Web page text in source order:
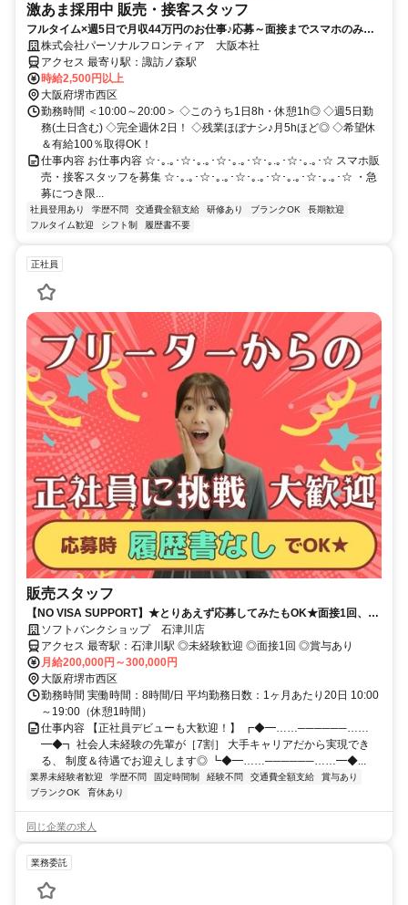
激あま採用中 販売・接客スタッフ
フルタイム×週5日で月収44万円のお仕事♪応募～面接までスマホのみで
完結！履歴書不要◎
株式会社パーソナルフロンティア 大阪本社
アクセス 最寄り駅：諏訪ノ森駅
時給2,500円以上
大阪府堺市西区
勤務時間 ＜10:00～20:00＞ ◇このうち1日8h・休憩1h◎ ◇週5日勤
務(土日含む) ◇完全週休2日！ ◇残業ほぼナシ♪月5hほど◎ ◇希望休
＆有給100％取得OK！
仕事内容 お仕事内容 ☆･｡.｡･☆･｡.｡･☆･｡.｡･☆･｡.｡･☆･｡.｡･☆ スマホ販
売・接客スタッフを募集 ☆･｡.｡･☆･｡.｡･☆･｡.｡･☆･｡.｡･☆･｡.｡･☆ ・急
募につき限...
社員登用あり 学歴不問 交通費全額支給 研修あり ブランクOK
長期歓迎
フルタイム歓迎
シフト制 履歴書不要
正社員
販売スタッフ
【NO VISA SUPPORT】★とりあえず応募してみたもOK★面接1回、最
短1週間で内定可！正社員デビューにオススメ★
ソフトバンクショップ 石津川店
アクセス 最寄駅：石津川駅 ◎未経験歓迎 ◎面接1回 ◎賞与あり
月給200,000円～300,000円
大阪府堺市西区
勤務時間 実働時間：8時間/日 平均勤務日数：1ヶ月あたり20日 10:00
～19:00（休憩1時間）
仕事内容 【正社員デビューも大歓迎！】 ┏◆━……──────……
━◆┓ 社会人未経験の先輩が［7割］ 大手キャリアだから実現でき
る、 制度＆待遇でお迎えします◎ ┗◆━……──────……━◆...
業界未経験者歓迎 学歴不問 固定時間制 経験不問 交通費全額支給
賞与あり
ブランクOK
育休あり
同じ企業の求人
業務委託